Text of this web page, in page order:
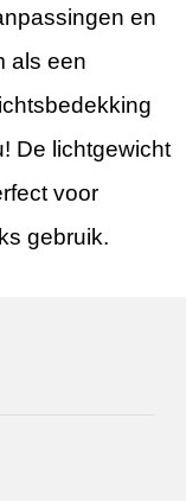
en
als een
De lichtgewicht
voor
gebruik.